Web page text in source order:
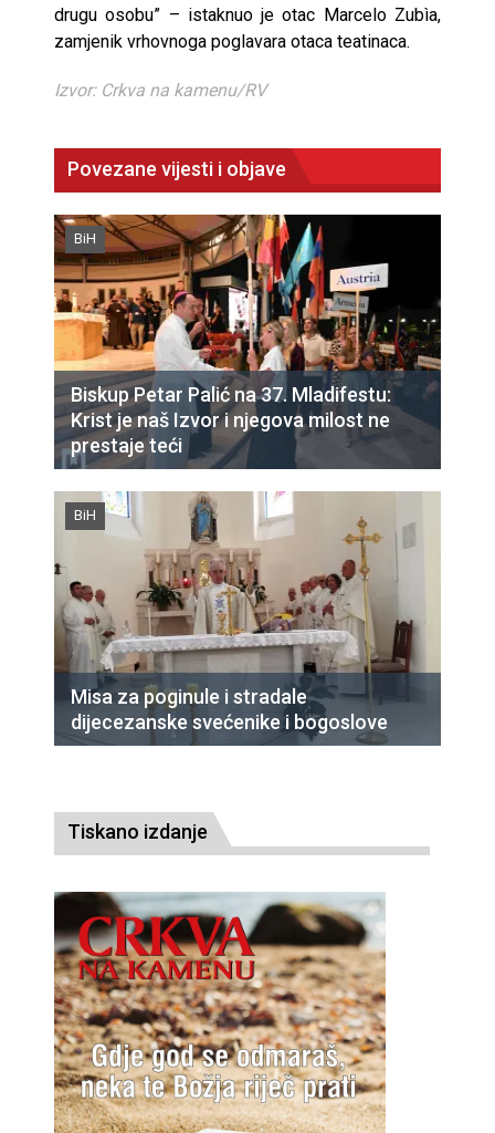
drugu osobu” – istaknuo je otac Marcelo Zubìa,
zamjenik vrhovnoga poglavara otaca teatinaca.
Izvor: Crkva na kamenu/RV
Povezane vijesti i objave
BiH
Biskup Petar Palić na 37. Mladifestu:
Krist je naš Izvor i njegova milost ne
prestaje teći
BiH
Misa za poginule i stradale
dijecezanske svećenike i bogoslove
Tiskano izdanje